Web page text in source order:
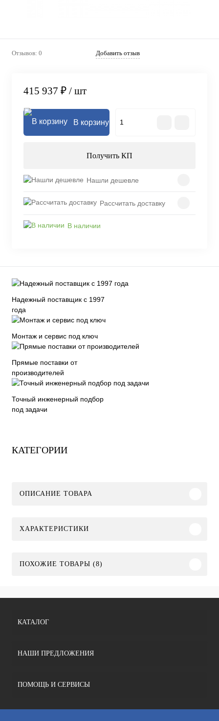
Отзывов: 0 Добавить отзыв
415 937 ₽ / шт
В корзину
Получить КП
Нашли дешевле
Рассчитать доставку
В наличии
Надежный поставщик с 1997
года
Монтаж и сервис под ключ
Прямые поставки от
производителей
Точный инженерный подбор
под задачи
КАТЕГОРИИ
ОПИСАНИЕ ТОВАРА
ХАРАКТЕРИСТИКИ
ПОХОЖИЕ ТОВАРЫ (8)
КАТАЛОГ
НАШИ ПРЕДЛОЖЕНИЯ
ПОМОЩЬ И СЕРВИСЫ